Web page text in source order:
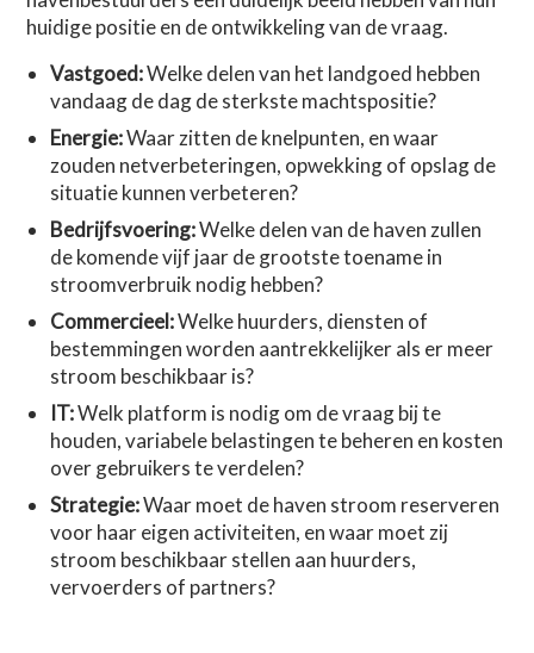
huidige positie en de ontwikkeling van de vraag.
Vastgoed:Welke delen van het landgoed hebben
vandaag de dag de sterkste machtspositie?
Energie:Waar zitten de knelpunten, en waar
zouden netverbeteringen, opwekking of opslag de
situatie kunnen verbeteren?
Bedrijfsvoering:Welke delen van de haven zullen
de komende vijf jaar de grootste toename in
stroomverbruik nodig hebben?
Commercieel:Welke huurders, diensten of
bestemmingen worden aantrekkelijker als er meer
stroom beschikbaar is?
IT:Welk platform is nodig om de vraag bij te
houden, variabele belastingen te beheren en kosten
over gebruikers te verdelen?
Strategie:Waar moet de haven stroom reserveren
voor haar eigen activiteiten, en waar moet zij
stroom beschikbaar stellen aan huurders,
vervoerders of partners?